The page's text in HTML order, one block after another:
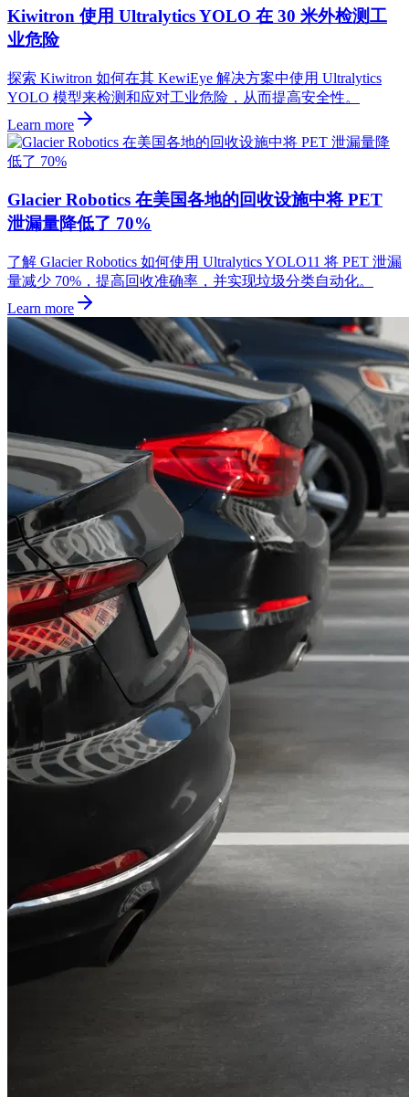
Kiwitron 使用 Ultralytics YOLO 在 30 米外检测工
业危险
探索 Kiwitron 如何在其 KewiEye 解决方案中使用 Ultralytics
YOLO 模型来检测和应对工业危险，从而提高安全性。
Learn more
Glacier Robotics 在美国各地的回收设施中将 PET
泄漏量降低了 70%
了解 Glacier Robotics 如何使用 Ultralytics YOLO11 将 PET 泄漏
量减少 70%，提高回收准确率，并实现垃圾分类自动化。
Learn more